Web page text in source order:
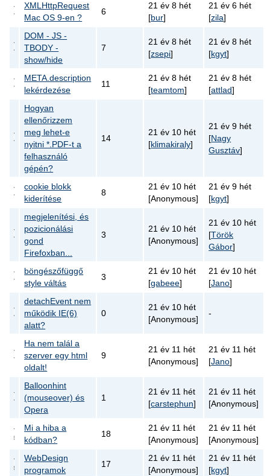
XMLHttpRequest
Mac OS 9-en ?
6
21 év 8 hét
[bur]
21 év 6 hét
[zila]
DOM - JS -
TBODY -
show/hide
7
21 év 8 hét
[zsepi]
21 év 8 hét
[kgyt]
META.description
lekérdezése
11
21 év 8 hét
[teamtom]
21 év 8 hét
[attlad]
Hogyan
ellenőrizzem
meg lehet-e
nyitni *.PDF-t a
felhasználó
gépén?
14
21 év 10 hét
[klimakiraly]
21 év 9 hét
[Nagy
Gusztáv]
cookie blokk
kiderítése
8
21 év 10 hét
[Anonymous]
21 év 9 hét
[kgyt]
megjelenítési, és
pozicionálási
gond
Firefoxban...
3
21 év 10 hét
[Anonymous]
21 év 10 hét
[Török
Gábor]
böngészőfüggő
style váltás
3
21 év 10 hét
[gabeee]
21 év 10 hét
[Jano]
detachEvent nem
működik IE(6)
alatt?
0
21 év 10 hét
[Anonymous]
-
Ha nem talál a
szerver egy html
oldalt!
9
21 év 11 hét
[Anonymous]
21 év 11 hét
[Jano]
Balloonhint
(mouseover) és
Opera
1
21 év 11 hét
[carstephun]
21 év 11 hét
[Anonymous]
Mi a hiba a
kódban?
18
21 év 11 hét
[Anonymous]
21 év 11 hét
[Anonymous]
WebDesign
programok
17
21 év 11 hét
[Anonymous]
21 év 11 hét
[kgyt]